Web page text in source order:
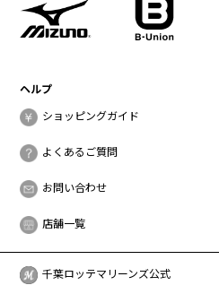
ヘルプ
ショッピングガイド
よくあるご質問
お問い合わせ
店舗一覧
千葉ロッテマリーンズ公式